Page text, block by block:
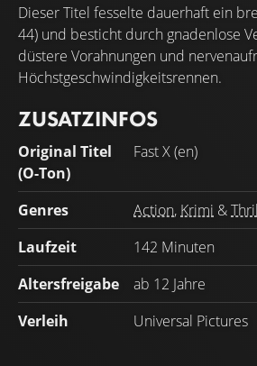
Dieser Titel fesselte dauerhaft ein
44) und besticht durch gnadenlose
düstere Vorahnungen und
Höchstgeschwindigkeitsrennen.
ZUSATZINFOS
Original Titel
(O-Ton)
Fast X (en)
Genres Action, Krimi &
Laufzeit
142 Minuten
Altersfreigabe
ab 12 Jahre
Verleih
Universal Pictures